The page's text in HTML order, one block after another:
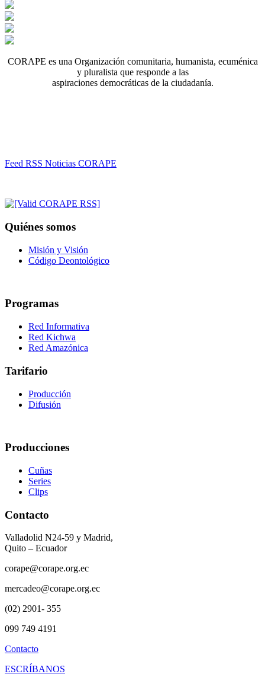
CORAPE es una Organización comunitaria, humanista, ecuménica
y pluralista que responde a las
aspiraciones democráticas de la ciudadanía.
Feed RSS Noticias CORAPE
Quiénes somos
Misión y Visión
Código Deontológico
Programas
Red Informativa
Red Kichwa
Red Amazónica
Tarifario
Producción
Difusión
Producciones
Cuñas
Series
Clips
Contacto
Valladolid N24-59 y Madrid,
Quito – Ecuador
corape@corape.org.ec
mercadeo@corape.org.ec
(02) 2901- 355
099 749 4191
Contacto
ESCRÍBANOS